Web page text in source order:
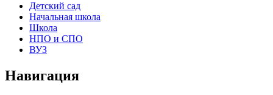
Детский сад
Начальная школа
Школа
НПО и СПО
ВУЗ
Навигация